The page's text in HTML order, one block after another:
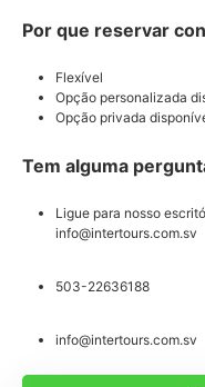
Por que reservar
Flexível
Opção personalizada
Opção privada
Tem alguma
Ligue para nosso
info@intertours.com.sv
503-22636188
info@intertours.com.sv